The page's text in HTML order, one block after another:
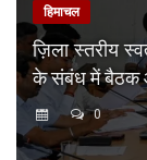
हिमाचल
ज़िला स्तरीय
के संबंध में बैठक
0